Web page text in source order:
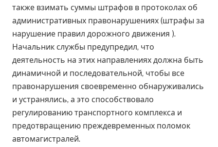
также взимать суммы штрафов в протоколах об
административных правонарушениях (штрафы за
нарушение правил дорожного движения ).
Начальник службы предупредил, что
деятельность на этих направлениях должна быть
динамичной и последовательной, чтобы все
правонарушения своевременно обнаруживались
и устранялись, а это способствовало
регулированию транспортного комплекса и
предотвращению преждевременных поломок
автомагистралей.